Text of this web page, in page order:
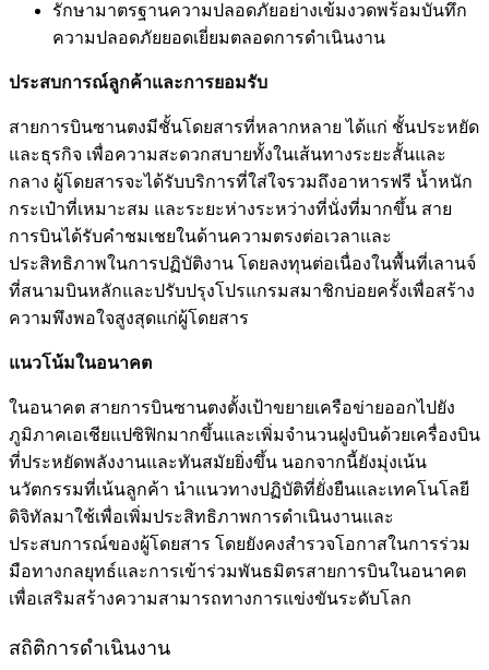
รักษามาตรฐานความปลอดภัยอย่างเข้มงวดพร้อมบันทึก
ความปลอดภัยยอดเยี่ยมตลอดการดำเนินงาน
ประสบการณ์ลูกค้าและการยอมรับ
สายการบินซานตงมีชั้นโดยสารที่หลากหลาย ได้แก่ ชั้นประหยัด
และธุรกิจ เพื่อความสะดวกสบายทั้งในเส้นทางระยะสั้นและ
กลาง ผู้โดยสารจะได้รับบริการที่ใส่ใจรวมถึงอาหารฟรี น้ำหนัก
กระเป๋าที่เหมาะสม และระยะห่างระหว่างที่นั่งที่มากขึ้น สาย
การบินได้รับคำชมเชยในด้านความตรงต่อเวลาและ
ประสิทธิภาพในการปฏิบัติงาน โดยลงทุนต่อเนื่องในพื้นที่เลานจ์
ที่สนามบินหลักและปรับปรุงโปรแกรมสมาชิกบ่อยครั้งเพื่อสร้าง
ความพึงพอใจสูงสุดแก่ผู้โดยสาร
แนวโน้มในอนาคต
ในอนาคต สายการบินซานตงตั้งเป้าขยายเครือข่ายออกไปยัง
ภูมิภาคเอเชียแปซิฟิกมากขึ้นและเพิ่มจำนวนฝูงบินด้วยเครื่องบิน
ที่ประหยัดพลังงานและทันสมัยยิ่งขึ้น นอกจากนี้ยังมุ่งเน้น
นวัตกรรมที่เน้นลูกค้า นำแนวทางปฏิบัติที่ยั่งยืนและเทคโนโลยี
ดิจิทัลมาใช้เพื่อเพิ่มประสิทธิภาพการดำเนินงานและ
ประสบการณ์ของผู้โดยสาร โดยยังคงสำรวจโอกาสในการร่วม
มือทางกลยุทธ์และการเข้าร่วมพันธมิตรสายการบินในอนาคต
เพื่อเสริมสร้างความสามารถทางการแข่งขันระดับโลก
สถิติการดำเนินงาน